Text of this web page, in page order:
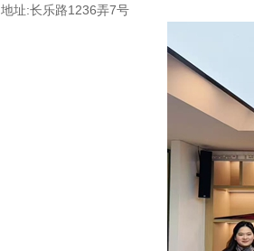
地址:长乐路1236弄7号